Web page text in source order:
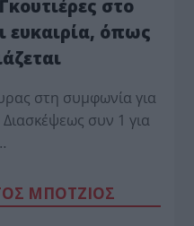
στο
ευκαιρία, όπως
στη συμφωνία για
συν 1 για
ΜΠΟΤΖΙΟΣ